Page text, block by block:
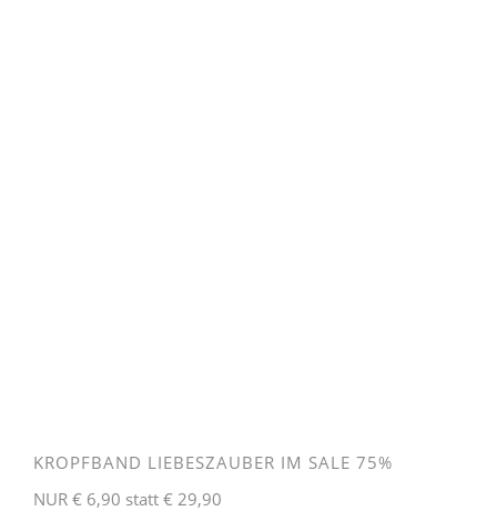
KROPFBAND LIEBESZAUBER IM SALE 75%
NUR € 6,90 statt € 29,90